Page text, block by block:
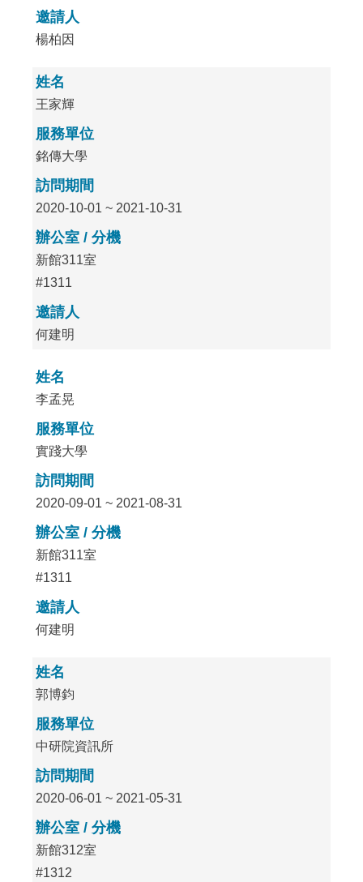
邀請人
楊柏因
姓名
王家輝
服務單位
銘傳大學
訪問期間
2020-10-01 ~ 2021-10-31
辦公室 / 分機
新館311室
#1311
邀請人
何建明
姓名
李孟晃
服務單位
實踐大學
訪問期間
2020-09-01 ~ 2021-08-31
辦公室 / 分機
新館311室
#1311
邀請人
何建明
姓名
郭博鈞
服務單位
中研院資訊所
訪問期間
2020-06-01 ~ 2021-05-31
辦公室 / 分機
新館312室
#1312